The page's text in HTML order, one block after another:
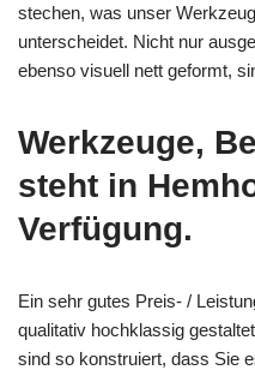
stechen, was unser
unterscheidet. Nicht nur
ebenso visuell nett geformt,
Werkzeuge,
steht in
Verfügung.
Ein sehr gutes Preis- /
qualitativ hochklassig
sind so konstruiert, dass Sie